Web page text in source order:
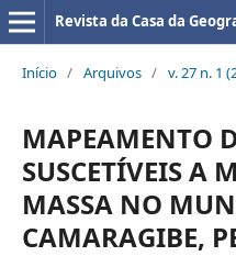
Revista da Casa da
Início / Arquivos / v. 27 n. 1
MAPEAMENTO
SUSCETÍVEIS A
MASSA NO
CAMARAGIBE,